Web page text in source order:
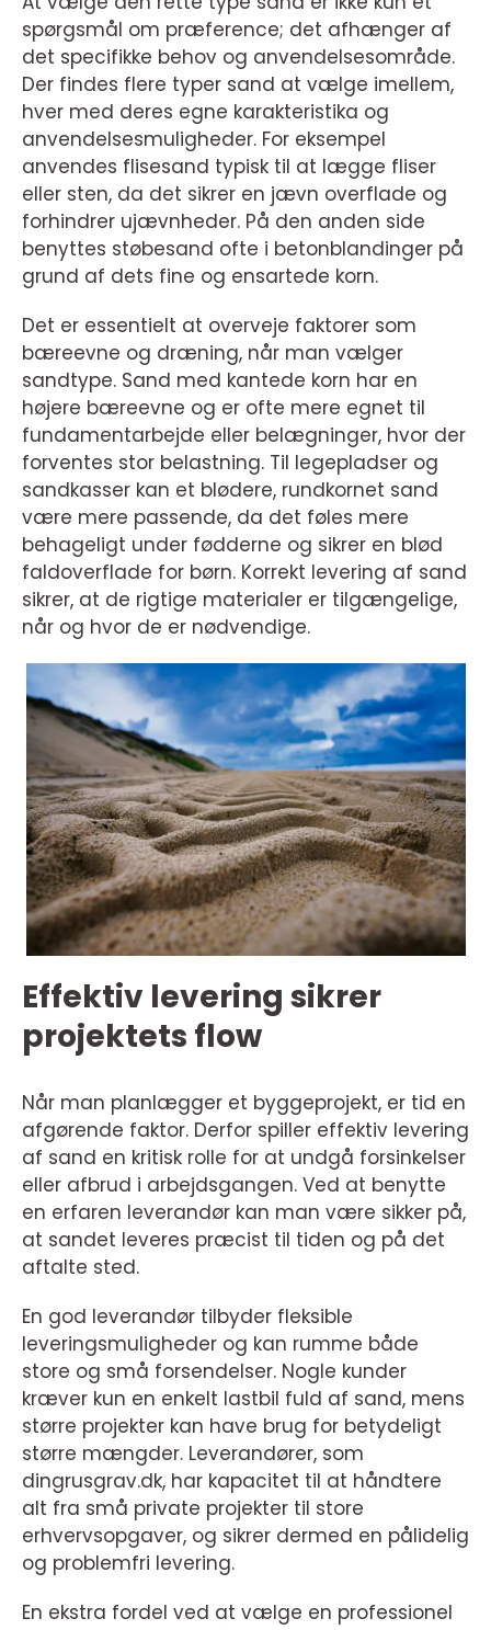
spørgsmål om præference; det afhænger af
det specifikke behov og anvendelsesområde.
Der findes flere typer sand at vælge imellem,
hver med deres egne karakteristika og
anvendelsesmuligheder. For eksempel
anvendes flisesand typisk til at lægge fliser
eller sten, da det sikrer en jævn overflade og
forhindrer ujævnheder. På den anden side
benyttes støbesand ofte i betonblandinger på
grund af dets fine og ensartede korn.
Det er essentielt at overveje faktorer som
bæreevne og dræning, når man vælger
sandtype. Sand med kantede korn har en
højere bæreevne og er ofte mere egnet til
fundamentarbejde eller belægninger, hvor der
forventes stor belastning. Til legepladser og
sandkasser kan et blødere, rundkornet sand
være mere passende, da det føles mere
behageligt under fødderne og sikrer en blød
faldoverflade for børn. Korrekt levering af sand
sikrer, at de rigtige materialer er tilgængelige,
når og hvor de er nødvendige.
Effektiv levering sikrer
projektets flow
Når man planlægger et byggeprojekt, er tid en
afgørende faktor. Derfor spiller effektiv levering
af sand en kritisk rolle for at undgå forsinkelser
eller afbrud i arbejdsgangen. Ved at benytte
en erfaren leverandør kan man være sikker på,
at sandet leveres præcist til tiden og på det
aftalte sted.
En god leverandør tilbyder fleksible
leveringsmuligheder og kan rumme både
store og små forsendelser. Nogle kunder
kræver kun en enkelt lastbil fuld af sand, mens
større projekter kan have brug for betydeligt
større mængder. Leverandører, som
dingrusgrav.dk, har kapacitet til at håndtere
alt fra små private projekter til store
erhvervsopgaver, og sikrer dermed en pålidelig
og problemfri levering.
En ekstra fordel ved at vælge en professionel